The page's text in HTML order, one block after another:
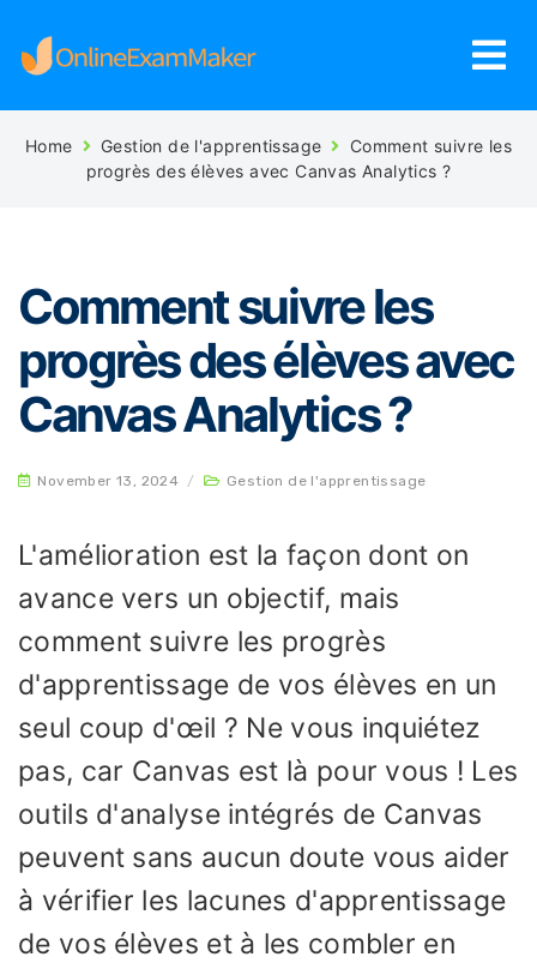
Home Gestion de l'apprentissage
Comment suivre les
progrès des élèves avec Canvas Analytics ?
Comment suivre les
progrès des élèves avec
Canvas Analytics ?
November 13, 2024 / Gestion de l'apprentissage
L'amélioration est la façon dont on
avance vers un objectif, mais
comment suivre les progrès
d'apprentissage de vos élèves en un
seul coup d'œil ? Ne vous inquiétez
pas, car Canvas est là pour vous ! Les
outils d'analyse intégrés de Canvas
peuvent sans aucun doute vous aider
à vérifier les lacunes d'apprentissage
de vos élèves et à les combler en